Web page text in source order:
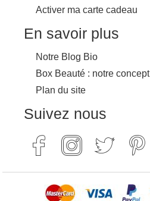
Activer ma carte cadeau
En savoir plus
Notre Blog Bio
Box Beauté : notre concept
Plan du site
Suivez nous